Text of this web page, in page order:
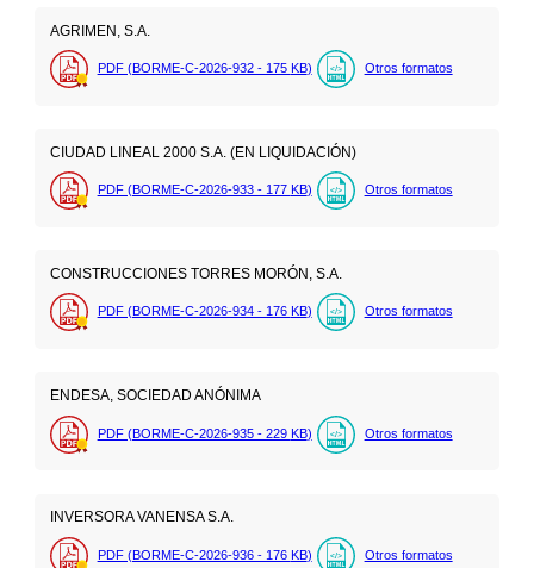
AGRIMEN, S.A.
PDF (BORME-C-2026-932 - 175 KB) Otros formatos
CIUDAD LINEAL 2000 S.A. (EN LIQUIDACIÓN)
PDF (BORME-C-2026-933 - 177 KB) Otros formatos
CONSTRUCCIONES TORRES MORÓN, S.A.
PDF (BORME-C-2026-934 - 176 KB) Otros formatos
ENDESA, SOCIEDAD ANÓNIMA
PDF (BORME-C-2026-935 - 229 KB) Otros formatos
INVERSORA VANENSA S.A.
PDF (BORME-C-2026-936 - 176 KB) Otros formatos